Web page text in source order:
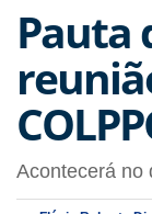
Pauta
Acontecerá no